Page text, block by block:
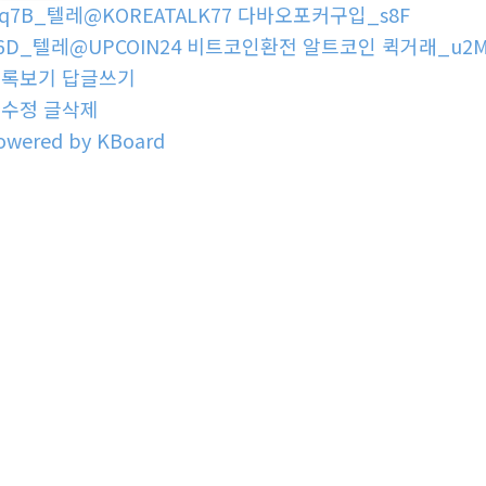
q7B_텔레@KOREATALK77 다바오포커구입_s8F
텔레@UPCOIN24 비트코인환전 알트코인 퀵거래
보기 답글쓰기
정 글삭제
by KBoard